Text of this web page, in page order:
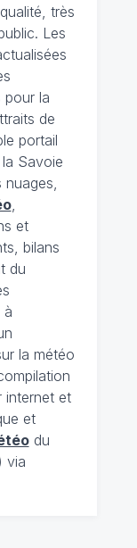
très
Les
la
de
portail
Savoie
,
et
bilans
du
à
la météo
et
et
du
via